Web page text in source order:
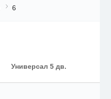
6
Универсал 5 дв.